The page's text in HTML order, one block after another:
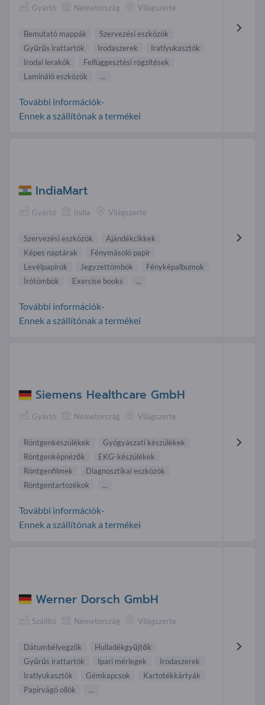
Gyártó Németország Világszerte
Bemutató mappák
Szervezési eszközök
Gyűrűs irattartók
Irodaszerek
Iratlyukasztók
Irodai lerakók
Felfüggesztési rögzítések
Lamináló eszközök
...
További információk-
Ennek a szállítónak a termékei
IndiaMart
Gyártó India Világszerte
Szervezési eszközök
Ajándékcikkek
Képes naptárak
Fénymásoló papír
Levélpapírok
Jegyzettömbök
Fényképalbumok
Írótömbök
Exercise books ...
További információk-
Ennek a szállítónak a termékei
Siemens Healthcare GmbH
Gyártó Németország Világszerte
Röntgenkészülékek
Gyógyászati készülékek
Röntgenkép nézők
EKG- készülékek
Röntgenfilmek
Diagnosztikai eszközök
Röntgentartozékok
...
További információk-
Ennek a szállítónak a termékei
Werner Dorsch GmbH
Szállító Németország Világszerte
Dátumbélyegzõk
Hulladékgyűjtők
Gyűrűs irattartók
Ipari mérlegek
Irodaszerek
Iratlyukasztók
Gémkapcsok
Kartotékkártyák
Papírvágó ollók
...